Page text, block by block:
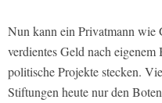
Nun kann ein Privatmann wie
verdientes Geld nach
politische Projekte stecken.
Stiftungen heute nur den